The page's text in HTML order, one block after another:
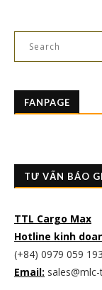
FANPAGE
TƯ VẤN BÁO
TTL Cargo Max
Hotline kinh
(+84) 0979 059 193
Email: